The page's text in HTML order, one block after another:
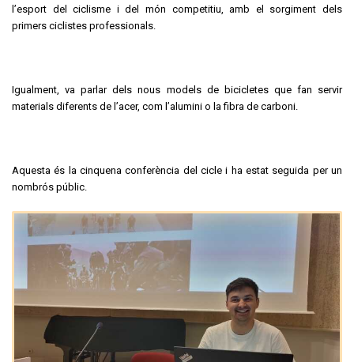
l’esport del ciclisme i del món competitiu, amb el sorgiment dels
primers ciclistes professionals.
Igualment, va parlar dels nous models de bicicletes que fan servir
materials diferents de l’acer, com l’alumini o la fibra de carboni.
Aquesta és la cinquena conferència del cicle i ha estat seguida per un
nombrós públic.